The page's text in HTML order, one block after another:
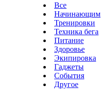
Все
Начинающим
Тренировки
Техника бега
Питание
Здоровье
Экипировка
Гаджеты
События
Другое